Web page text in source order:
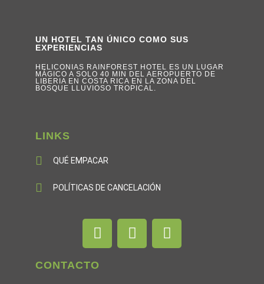
UN HOTEL TAN ÚNICO COMO SUS
EXPERIENCIAS
HELICONIAS RAINFOREST HOTEL ES UN LUGAR
MÁGICO A SOLO 40 MIN DEL AEROPUERTO DE
LIBERIA EN COSTA RICA EN LA ZONA DEL
BOSQUE LLUVIOSO TROPICAL.
LINKS
QUÉ EMPACAR
POLÍTICAS DE CANCELACIÓN
CONTACTO